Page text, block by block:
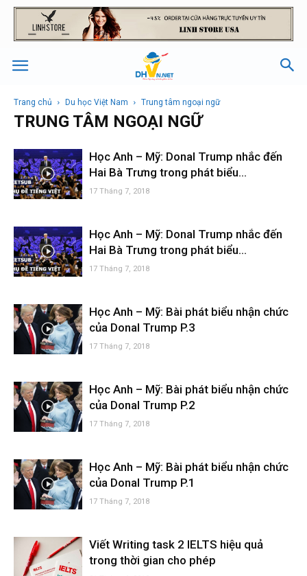
Trang chủ Du học Việt Nam Trung tâm ngoại ngữ
TRUNG TÂM NGOẠI NGỮ
Học Anh – Mỹ: Donal Trump nhắc đến
Hai Bà Trưng trong phát biểu...
17 Tháng 7, 2018
Học Anh – Mỹ: Donal Trump nhắc đến
Hai Bà Trưng trong phát biểu...
17 Tháng 7, 2018
Học Anh – Mỹ: Bài phát biểu nhận chức
của Donal Trump P.3
17 Tháng 7, 2018
Học Anh – Mỹ: Bài phát biểu nhận chức
của Donal Trump P.2
17 Tháng 7, 2018
Học Anh – Mỹ: Bài phát biểu nhận chức
của Donal Trump P.1
17 Tháng 7, 2018
Viết Writing task 2 IELTS hiệu quả
trong thời gian cho phép